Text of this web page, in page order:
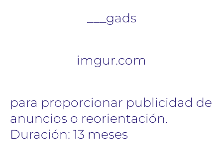
___gads
imgur.com
para proporcionar publicidad de
anuncios o reorientación.
Duración: 13 meses